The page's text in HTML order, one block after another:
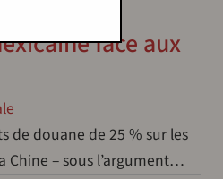
face aux
de douane de 25 % sur les
Chine – sous l’argument…